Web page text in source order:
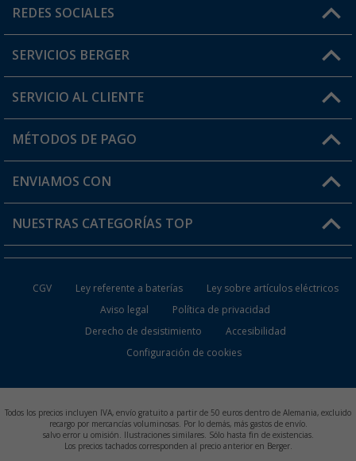
Horario de atención al cliente:
¿Tienes alguna duda?
REDES SOCIALES
SERVICIOS BERGER
Conviértete en distribuidor
Mi cuenta
Tarjeta Berger Digital
SERVICIO AL CLIENTE
FAQ y Contacto
Información de envío
¿Dónde está mi pedido?
MÉTODOS DE PAGO
ENVIAMOS CON
NUESTRAS CATEGORÍAS TOP
Muebles de Camping
Baterías de Camping
CGV Ley referente a baterías
Ley sobre artículos eléctricos
Aviso legal
Política de privacidad
Derecho de desistimiento
Accesibilidad
Configuración de cookies
Todos los precios incluyen IVA, envío gratuito a partir de 50 euros dentro de Alemania, excluido
recargo por mercancías voluminosas. Por lo demás, más gastos de envío.
salvo error u omisión. Ilustraciones similares. Sólo hasta fin de existencias.
Los precios tachados corresponden al precio anterior en Berger.